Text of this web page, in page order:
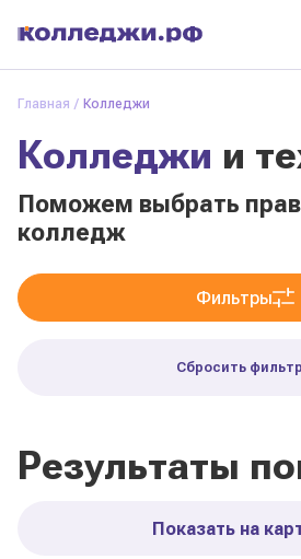
Главная Колледжи
Колледжи и
Поможем выбрать
колледж
Фильтры
Сбросить
Результаты
Показать на